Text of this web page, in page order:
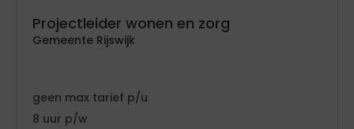
Projectleider wonen en zorg
Gemeente Rijswijk
geen
tarief
8